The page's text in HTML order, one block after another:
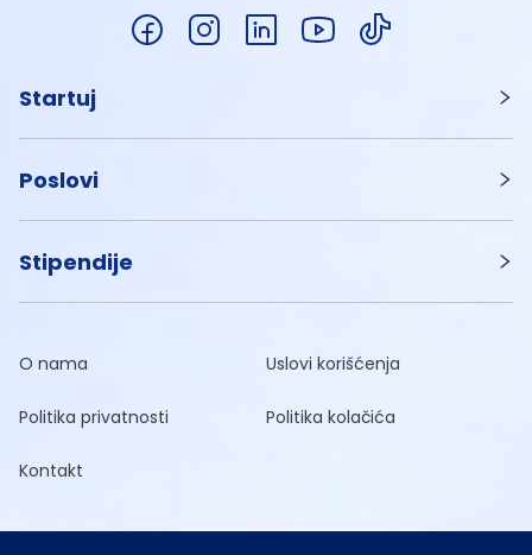
Startuj
Poslovi
Stipendije
O nama Uslovi korišćenja
Politika privatnosti Politika kolačića
Kontakt